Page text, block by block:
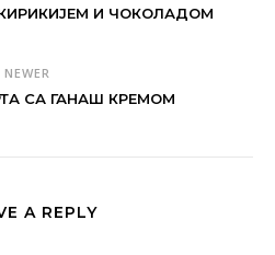
И ЧОКОЛАДОМ
NEWER
СА ГАНАШ КРЕМОМ
A REPLY